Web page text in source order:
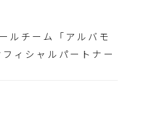
ルチーム「アルバモ
ィシャルパートナー